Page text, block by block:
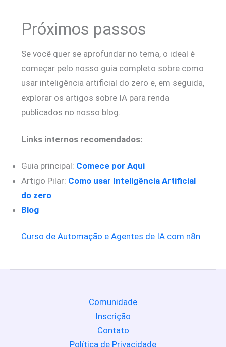
Próximos passos
Se você quer se aprofundar no tema, o ideal é
começar pelo nosso guia completo sobre como
usar inteligência artificial do zero e, em seguida,
explorar os artigos sobre IA para renda
publicados no nosso blog.
Links internos recomendados:
Guia principal: Comece por Aqui
Artigo Pilar: Como usar Inteligência Artificial
do zero
Blog
Curso de Automação e Agentes de IA com n8n
Comunidade
Inscrição
Contato
Política de Privacidade